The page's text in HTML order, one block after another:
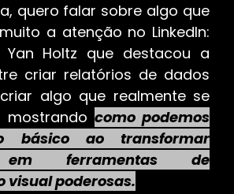
quero falar sobre algo que
a atenção no LinkedIn:
Holtz que destacou a
criar relatórios de dados
algo que realmente se
mostrando como podemos
ao transformar
em ferramentas de
visual poderosas.